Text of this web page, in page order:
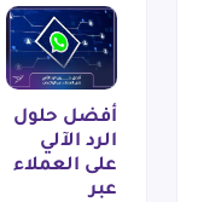
أفضل حلول
الرد الآلي
على العملاء
عبر